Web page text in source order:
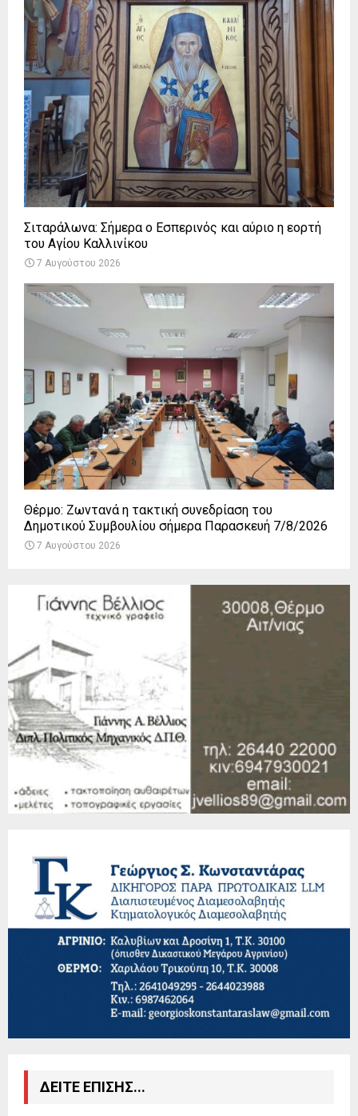
Σιταράλωνα: Σήμερα ο Εσπερινός και αύριο η εορτή
του Αγίου Καλλινίκου
7 Αυγούστου 2026
Θέρμο: Ζωντανά η τακτική συνεδρίαση του
Δημοτικού Συμβουλίου σήμερα Παρασκευή 7/8/2026
7 Αυγούστου 2026
ΔΕΙΤΕ ΕΠΙΣΗΣ...